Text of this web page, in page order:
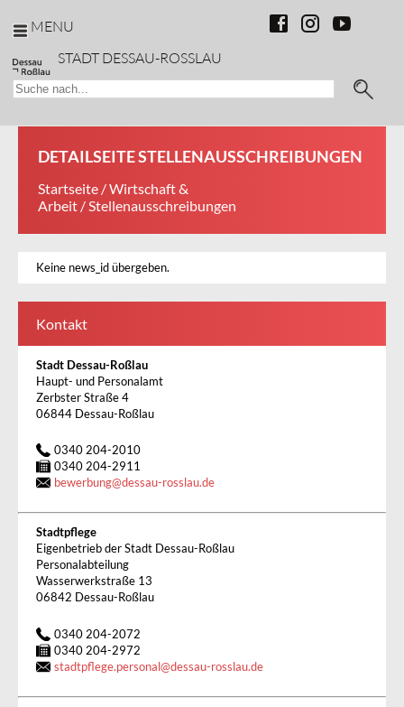
MENU
STADT DESSAU-ROSSLAU
DETAILSEITE STELLENAUSSCHREIBUNGEN
Startseite /Wirtschaft &
Arbeit / Stellenausschreibungen
Keine news_id übergeben.
Kontakt
Stadt Dessau-Roßlau
Haupt- und Personalamt
Zerbster Straße 4
06844 Dessau-Roßlau
0340 204-2010
0340 204-2911
bewerbung@dessau-rosslau.de
Stadtpflege
Eigenbetrieb der Stadt Dessau-Roßlau
Personalabteilung
Wasserwerkstraße 13
06842 Dessau-Roßlau
0340 204-2072
0340 204-2972
stadtpflege.personal @dessau-rosslau.de